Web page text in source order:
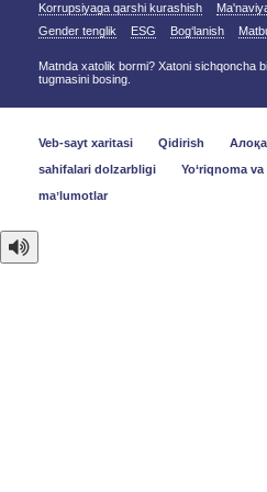
Korrupsiyaga qarshi kurashish
Gender tenglik
ESG Bog‘lanish
Matnda xatolik bormi? Xatoni sichqoncha
tugmasini bosing.
Veb-sayt xaritasi Qidirish
sahifalari dolzarbligi
Yo‘riqnoma
maʼlumotlar